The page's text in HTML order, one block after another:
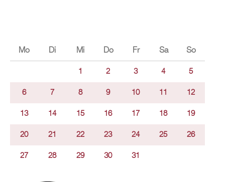
Mo Di Mi Do Fr Sa So
1 2 3 4 5
6 7 8 9 10 11 12
13 14 15 16 17 18 19
20 21 22 23 24 25 26
27 28 29 30 31